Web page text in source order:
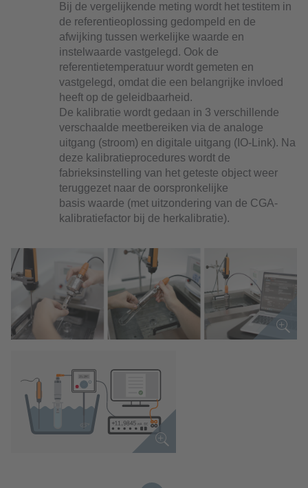
Bij de vergelijkende meting wordt het testitem in
de referentieoplossing gedompeld en de
afwijking tussen werkelijke waarde en
instelwaarde vastgelegd. Ook de
referentietemperatuur wordt gemeten en
vastgelegd, omdat die een belangrijke invloed
heeft op de geleidbaarheid.
De kalibratie wordt gedaan in 3 verschillende
verschaalde meetbereiken​ via de analoge
uitgang (stroom) en digitale uitgang (IO-Link). Na
deze kalibratieprocedures wordt de
fabrieksinstelling van het geteste object weer
teruggezet naar de oorspronkelijke
basis waarde (met uitzondering van de CGA-
kalibratiefactor bij de herkalibratie).